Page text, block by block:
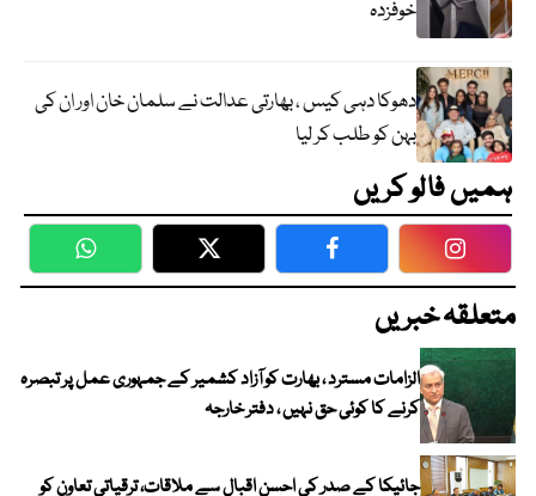
خوفزدہ
دھوکا دہی کیس ، بھارتی عدالت نے سلمان خان اور ان کی
بہن کو طلب کر لیا
ہمیں فالو کریں
WhatsApp Twitter Facebook
متعلقہ خبریں
الزامات مسترد ، بھارت کو آزاد کشمیر کے جمہوری عمل پر تبصرہ
کرنے کا کوئی حق نہیں ، دفتر خارجہ
جائیکا کے صدر کی احسن اقبال سے ملاقات، ترقیاتی تعاون کو